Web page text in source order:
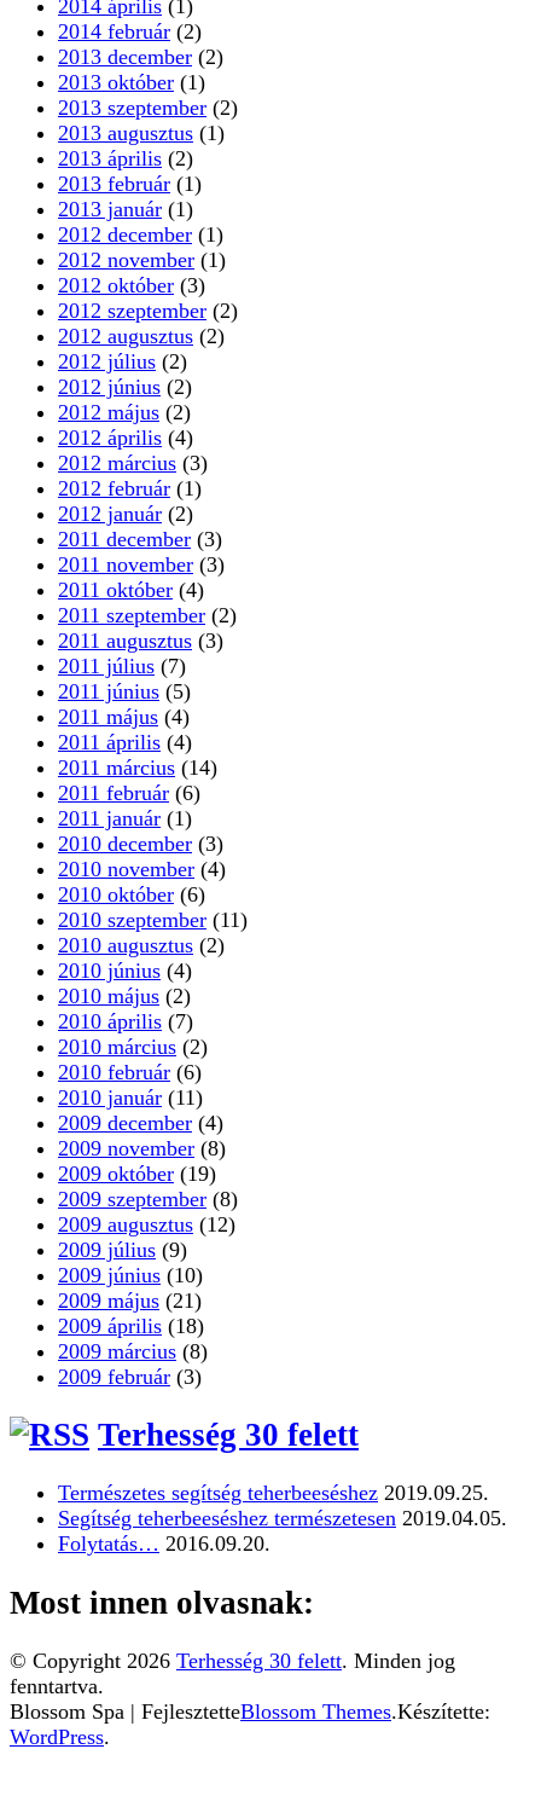
2014 április (1)
2014 február (2)
2013 december (2)
2013 október (1)
2013 szeptember (2)
2013 augusztus (1)
2013 április (2)
2013 február (1)
2013 január (1)
2012 december (1)
2012 november (1)
2012 október (3)
2012 szeptember (2)
2012 augusztus (2)
2012 július (2)
2012 június (2)
2012 május (2)
2012 április (4)
2012 március (3)
2012 február (1)
2012 január (2)
2011 december (3)
2011 november (3)
2011 október (4)
2011 szeptember (2)
2011 augusztus (3)
2011 július (7)
2011 június (5)
2011 május (4)
2011 április (4)
2011 március (14)
2011 február (6)
2011 január (1)
2010 december (3)
2010 november (4)
2010 október (6)
2010 szeptember (11)
2010 augusztus (2)
2010 június (4)
2010 május (2)
2010 április (7)
2010 március (2)
2010 február (6)
2010 január (11)
2009 december (4)
2009 november (8)
2009 október (19)
2009 szeptember (8)
2009 augusztus (12)
2009 július (9)
2009 június (10)
2009 május (21)
2009 április (18)
2009 március (8)
2009 február (3)
Terhesség 30 felett
Természetes segítség teherbeeséshez 2019.09.25.
Segítség teherbeeséshez természetesen 2019.04.05.
Folytatás… 2016.09.20.
Most innen olvasnak:
© Copyright 2026 Terhesség 30 felett. Minden jog
fenntartva.
Blossom Spa | FejlesztetteBlossom Themes.Készítette:
WordPress.